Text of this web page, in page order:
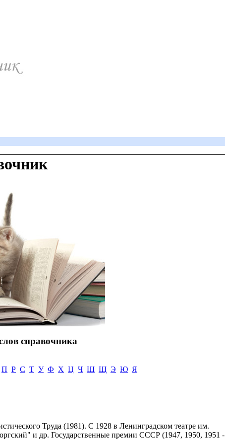
справочника
П Р С Т У Ф Х Ц Ч Ш Щ Э Ю Я
Труда (1981). С 1928 в Ленинградском театре им.
и др. Государственные премии СССР (1947, 1950, 1951 -